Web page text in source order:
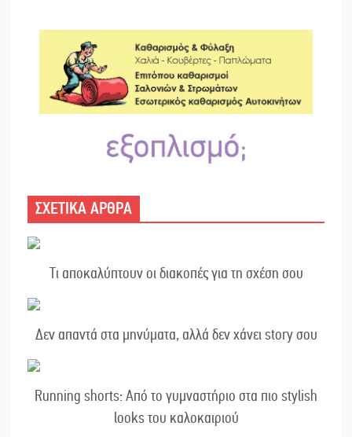
ΣΧΕΤΙΚΑ ΑΡΘΡΑ
Τι αποκαλύπτουν οι διακοπές για τη σχέση σου
Δεν απαντά στα μηνύματα, αλλά δεν χάνει story σου
Running shorts: Από το γυμναστήριο στα πιο stylish
looks του καλοκαιριού